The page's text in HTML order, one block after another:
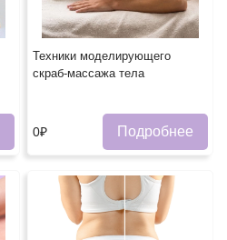
Техники моделирующего
скраб-массажа тела
0₽ Подробнее